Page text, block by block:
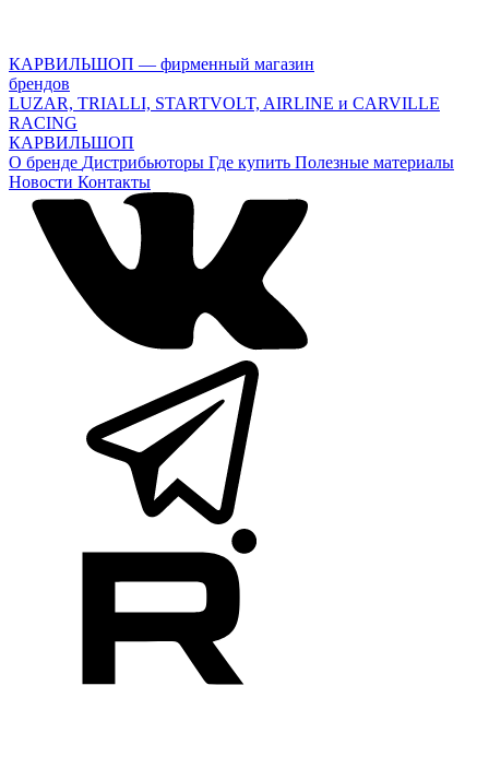
КАРВИЛЬШОП — фирменный магазин
брендов
LUZAR, TRIALLI, STARTVOLT, AIRLINE и CARVILLE
RACING
КАРВИЛЬШОП
О бренде Дистрибьюторы Где купить Полезные материалы
Новости Контакты